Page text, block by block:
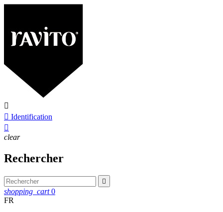

 Identification

clear
Rechercher

shopping_cart 0
FR